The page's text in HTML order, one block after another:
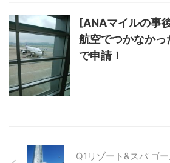
[ANAマイルの事
航空でつかなか
で申請！
Q1リゾート&スパ ゴ